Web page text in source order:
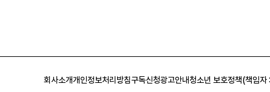
회사소개개인정보처리방침구독신청광고안내청소년 보호정책(책임자